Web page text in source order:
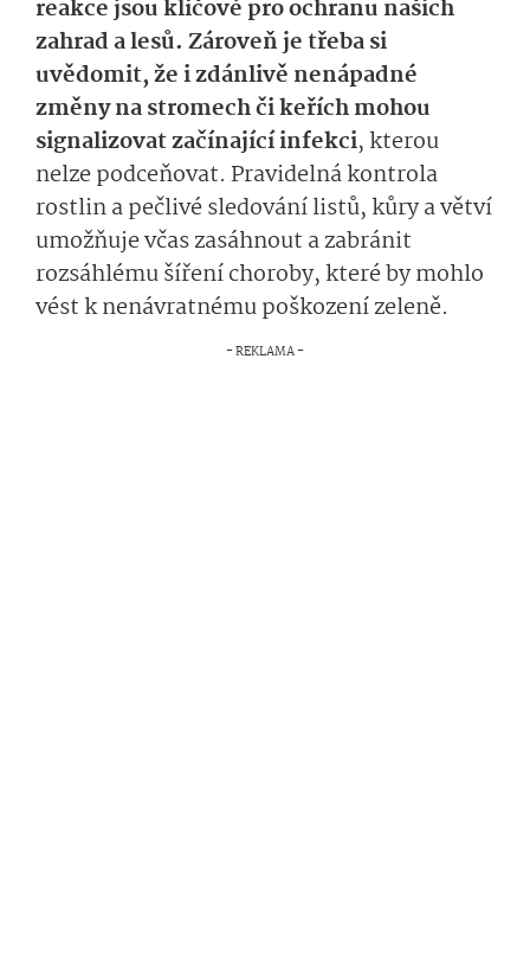
reakce jsou klíčové pro ochranu našich
zahrad a lesů. Zároveň je třeba si
uvědomit, že i zdánlivě nenápadné
změny na stromech či keřích mohou
signalizovat začínající infekci, kterou
nelze podceňovat. Pravidelná kontrola
rostlin a pečlivé sledování listů, kůry a větví
umožňuje včas zasáhnout a zabránit
rozsáhlému šíření choroby, které by mohlo
vést k nenávratnému poškození zeleně.